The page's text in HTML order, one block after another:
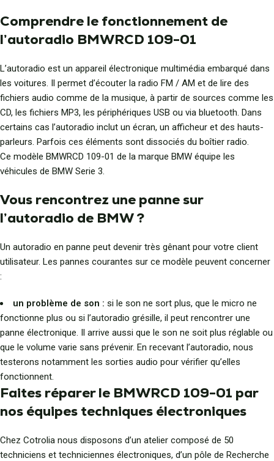
Comprendre le fonctionnement de
l’autoradio BMWRCD 109-01
L’autoradio est un appareil électronique multimédia embarqué dans
les voitures. Il permet d’écouter la radio FM / AM et de lire des
fichiers audio comme de la musique, à partir de sources comme les
CD, les fichiers MP3, les périphériques USB ou via bluetooth. Dans
certains cas l’autoradio inclut un écran, un afficheur et des hauts-
parleurs. Parfois ces éléments sont dissociés du boîtier radio.
Ce modèle BMWRCD 109-01 de la marque BMW équipe les
véhicules de BMW Serie 3.
Vous rencontrez une panne sur
l’autoradio de BMW ?
Un autoradio en panne peut devenir très gênant pour votre client
utilisateur. Les pannes courantes sur ce modèle peuvent concerner
:
un problème de son : si le son ne sort plus, que le micro ne
fonctionne plus ou si l’autoradio grésille, il peut rencontrer une
panne électronique. Il arrive aussi que le son ne soit plus réglable ou
que le volume varie sans prévenir. En recevant l’autoradio, nous
testerons notamment les sorties audio pour vérifier qu’elles
fonctionnent.
Faites réparer le BMWRCD 109-01 par
nos équipes techniques électroniques
Chez Cotrolia nous disposons d’un atelier composé de 50
techniciens et techniciennes électroniques, d’un pôle de Recherche